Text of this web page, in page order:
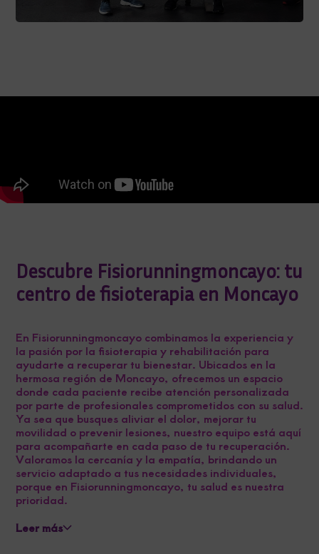
Descubre Fisiorunningmoncayo: tu
centro de fisioterapia en Moncayo
En Fisiorunningmoncayo combinamos la experiencia y
la pasión por la fisioterapia y rehabilitación para
ayudarte a recuperar tu bienestar. Ubicados en la
hermosa región de Moncayo, ofrecemos un espacio
donde cada paciente recibe atención personalizada
por parte de profesionales comprometidos con su salud.
Ya sea que busques aliviar el dolor, mejorar tu
movilidad o prevenir lesiones, nuestro equipo está aquí
para acompañarte en cada paso de tu recuperación.
Valoramos la cercanía y la empatía, brindando un
servicio adaptado a tus necesidades individuales,
porque en Fisiorunningmoncayo, tu salud es nuestra
prioridad.
Leer más